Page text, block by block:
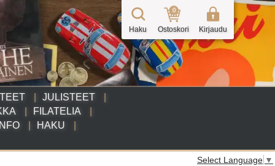
JULISTEET
FILATELIA
HAKU
Haku
0
Ostoskori Kirjaudu
Select Language ▼